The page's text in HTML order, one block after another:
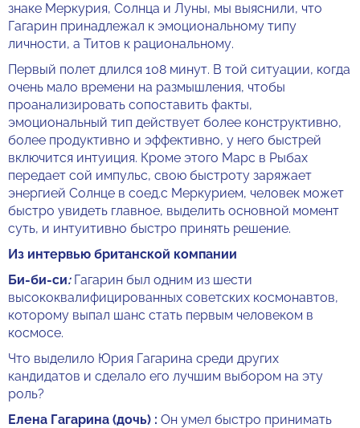
знаке Меркурия, Солнца и Луны, мы выяснили, что
Гагарин принадлежал к эмоциональному типу
личности, а Титов к рациональному.
Первый полет длился 108 минут. В той ситуации, когда
очень мало времени на размышления, чтобы
проанализировать сопоставить факты,
эмоциональный тип действует более конструктивно,
более продуктивно и эффективно, у него быстрей
включится интуиция. Кроме этого Марс в Рыбах
передает сой импульс, свою быстроту заряжает
энергией Солнце в соед.с Меркурием, человек может
быстро увидеть главное, выделить основной момент
суть, и интуитивно быстро принять решение.
Из интервью британской компании
Би-би-си: Гагарин был одним из шести
высококвалифицированных советских космонавтов,
которому выпал шанс стать первым человеком в
космосе.
Что выделило Юрия Гагарина среди других
кандидатов и сделало его лучшим выбором на эту
роль?
Елена Гагарина (дочь) : Он умел быстро принимать